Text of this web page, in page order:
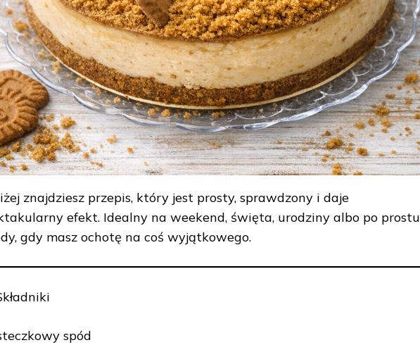
znajdziesz przepis, który jest prosty, sprawdzony i daje
efekt. Idealny na weekend, święta, urodziny albo po prostu
gdy masz ochotę na coś wyjątkowego.
spód